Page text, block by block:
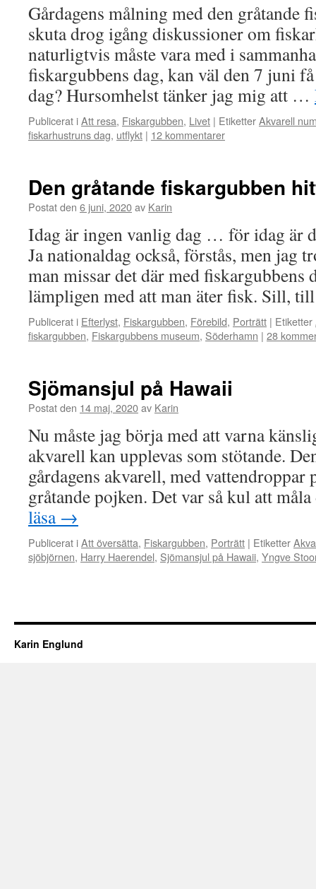
Gårdagens målning med den gråtande
skuta drog igång diskussioner om
naturligtvis måste vara med i
fiskargubbens dag, kan väl den 7 juni
dag? Hursomhelst tänker jag mig att …
Publicerat iAtt resa, Fiskargubben, Livet | EtiketterAkvarell
fiskarhustruns dag, utflykt | 12 kommentarer
Den gråtande fiskargubben
Postat den 6 juni, 2020av Karin
Idag är ingen vanlig dag … för idag är
Ja nationaldag också, förstås, men jag
man missar det där med fiskargubbens
lämpligen med att man äter fisk. Sill,
Publicerat i Efterlyst, Fiskargubben, Förebild, Porträtt | Etiketter
fiskargubben, Fiskargubbens museum, Söderhamn | 28
Sjömansjul på Hawaii
Postat den 14 maj, 2020av Karin
Nu måste jag börja med att varna
akvarell kan upplevas som stötande.
gårdagens akvarell, med vattendroppar
gråtande pojken. Det var så kul att
läsa →
Publicerat iAtt översätta, Fiskargubben, Porträtt | Etiketter
sjöbjörnen, Harry Haerendel, Sjömansjul på Hawaii, Yngve
Karin Englund